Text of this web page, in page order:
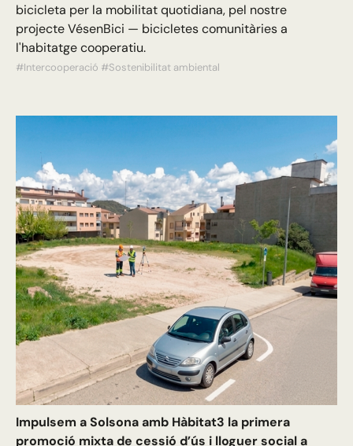
bicicleta per la mobilitat quotidiana, pel nostre
projecte VésenBici — bicicletes comunitàries a
l'habitatge cooperatiu.
#Intercooperació #Sostenibilitat ambiental
Impulsem a Solsona amb Hàbitat3 la primera
promoció mixta de cessió d’ús i lloguer social a